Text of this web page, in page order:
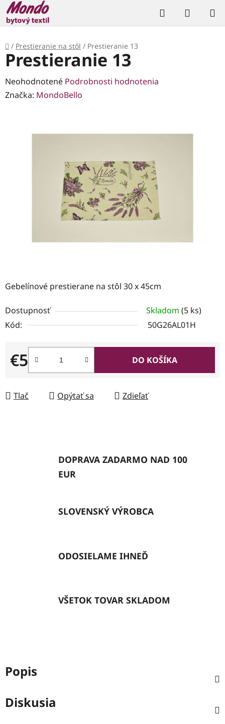
Prejsť
na
obsah
Hľadať
KOŠÍK
Domov
/ Prestieranie na stôl / Prestieranie 13
Gebelínové prestierane na stôl 30 x 45cm
Dostupnosť Skladom (5 ks)
Kód:
50G26AL01H
€5
Jednotková cena:
DO KOŠÍKA
Tlač Opýtať sa Zdieľať
Prestieranie 13
Priemerné
hodnotenie
Neohodnotené Podrobnosti hodnotenia
Značka: MondoBello
DOPRAVA ZADARMO NAD 100
EUR
SLOVENSKÝ VÝROBCA
ODOSIELAME IHNEĎ
VŠETOK TOVAR SKLADOM
Popis
Diskusia